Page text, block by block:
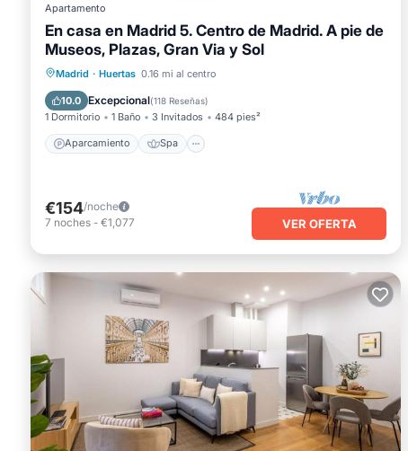
Apartamento
En casa en Madrid 5. Centro de Madrid. A pie de
Museos, Plazas, Gran Via y Sol
Madrid · Huertas 0.16 mi al centro
10.0 Excepcional(118 Reseñas)
1 Dormitorio 1 Baño 3 Invitados 484 pies²
Aparcamiento Spa
Aparcamiento Spa
Aire acondicionado
€154/noche
7 noches - €1,077 VER OFERTA